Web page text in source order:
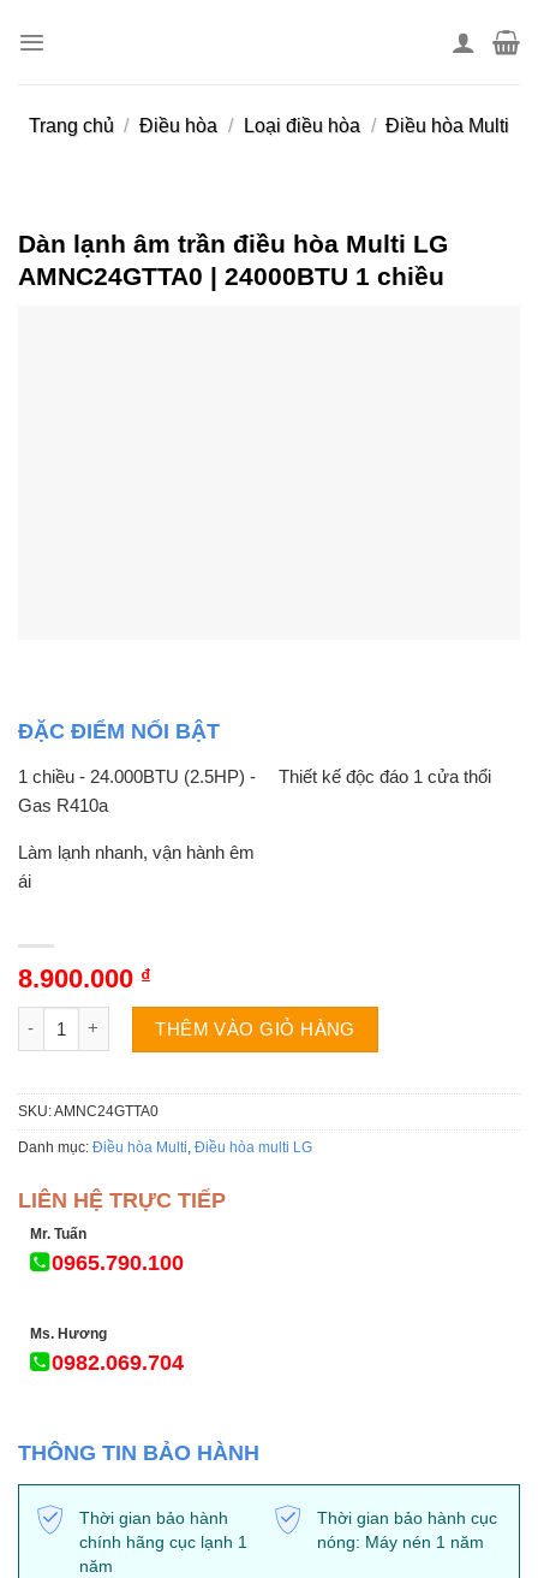
Trang chủ / Điều hòa / Loại điều hòa / Điều hòa Multi
Dàn lạnh âm trần điều hòa Multi LG
AMNC24GTTA0 | 24000BTU 1 chiều
ĐẶC ĐIỂM NỔI BẬT
1 chiều - 24.000BTU (2.5HP) -
Gas R410a
Thiết kế độc đáo 1 cửa thổi
Làm lạnh nhanh, vận hành êm
ái
8.900.000 ₫
Dàn lạnh âm trần điều hòa Multi LG AMNC24GTTA0 |
THÊM VÀO GIỎ HÀNG
SKU:AMNC24GTTA0
Danh mục: Điều hòa Multi, Điều hòa multi LG
LIÊN HỆ TRỰC TIẾP
Mr. Tuấn
0965.790.100
Ms. Hương
0982.069.704
THÔNG TIN BẢO HÀNH
Thời gian bảo hành
chính hãng cục lạnh 1
năm
Thời gian bảo hành cục
nóng: Máy nén 1 năm